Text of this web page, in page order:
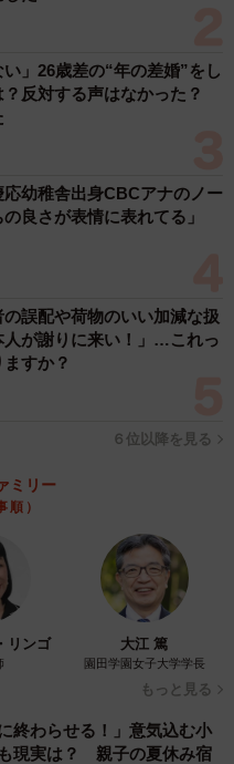
い」26歳差の“年の差婚”をし
反対する声はなかった？
幼稚舎出身CBCアナのノー
良さが表情に表れてる」
の誤配や荷物のいい加減な扱
人が謝りに来い！」…これっ
ますか？
６位以降を見る
ミリー
順）
リンゴ 大江 篤
園田学園女子大学学長
もっと見る
終わらせる！」意気込む小
現実は？ 親子の夏休み宿